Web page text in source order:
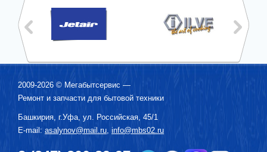
2009-2026 © Мегабытсервис —
Ремонт и запчасти для бытовой техники
Башкирия, г.Уфа ул. Российская, 45/1
E-mail: asalynov@mail.ru info@mbs02.ru